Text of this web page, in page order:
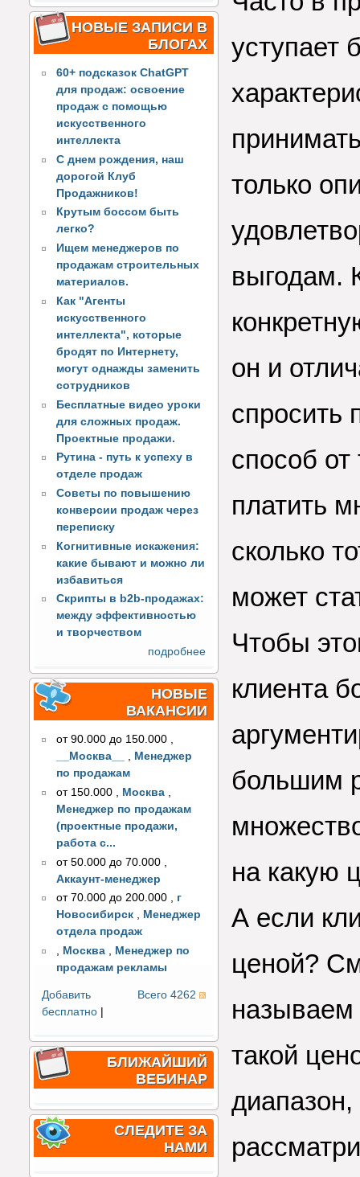
НОВЫЕ ЗАПИСИ В
БЛОГАХ
60+ подсказок ChatGPT
для продаж: освоение
продаж с помощью
искусственного
интеллекта
С днем рождения, наш
дорогой Клуб
Продажников!
Крутым боссом быть
легко?
Ищем менеджеров по
продажам строительных
материалов.
Как "Агенты
искусственного
интеллекта", которые
бродят по Интернету,
могут однажды заменить
сотрудников
Бесплатные видео уроки
для сложных продаж.
Проектные продажи.
Рутина - путь к успеху в
отделе продаж
Советы по повышению
конверсии продаж через
переписку
Когнитивные искажения:
какие бывают и можно ли
избавиться
Скрипты в b2b-продажах:
между эффективностью
и творчеством
подробнее
НОВЫЕ
ВАКАНСИИ
от 90.000 до 150.000 ,
__Москва__
, Менеджер
по продажам
от 150.000
Москва
Менеджер по продажам
(проектные продажи,
работа с...
от 50.000 до 70.000
Аккаунт-менеджер
от 70.000 до 200.000 , г
Новосибирск , Менеджер
отдела продаж
, Москва , Менеджер по
продажам рекламы
Всего 4262
Добавить
бесплатно
БЛИЖАЙШИЙ
ВЕБИНАР
СЛЕДИТЕ ЗА
НАМИ
уступает
только
выгодам.
он и
спросить
способ от
платить
сколько
может
Чтобы
клиента
большим
на какую
А если
ценой?
называем
такой